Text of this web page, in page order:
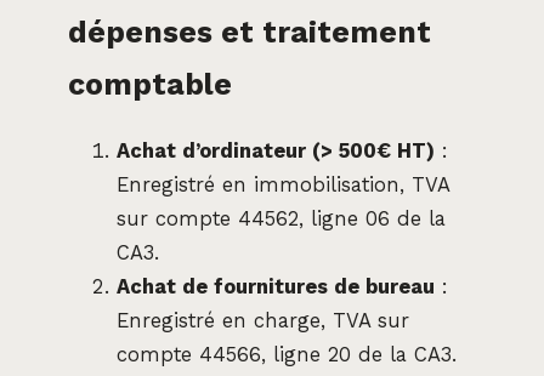
dépenses et traitement
comptable
Achat d’ordinateur (> 500€ HT) :
Enregistré en immobilisation, TVA
sur compte 44562, ligne 06 de la
CA3.
Achat de fournitures de bureau :
Enregistré en charge, TVA sur
compte 44566, ligne 20 de la CA3.